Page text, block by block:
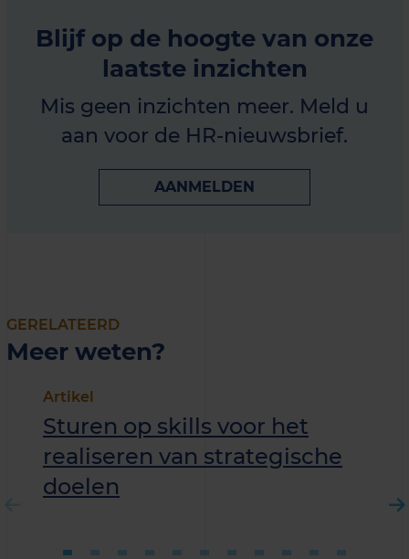
Blijf op de hoogte van onze
laatste inzichten
Mis geen inzichten meer. Meld u
aan voor de HR-nieuwsbrief.
AANMELDEN
GERELATEERD
Meer weten?
Artikel
Sturen op skills voor het
realiseren van strategische
doelen